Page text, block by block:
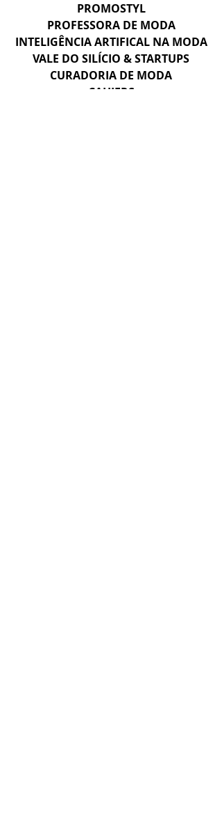
PROMOSTYL
PROFESSORA DE MODA
INTELIGÊNCIA ARTIFICAL NA MODA
VALE DO SILÍCIO & STARTUPS
CURADORIA DE MODA
CAHIERS